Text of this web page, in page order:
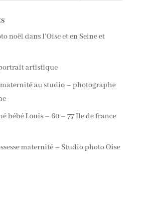
noël dans l’Oise et en Seine et
artistique
maternité au studio – photographe
bébé Louis – 60 – 77 Ile de france
maternité – Studio photo Oise